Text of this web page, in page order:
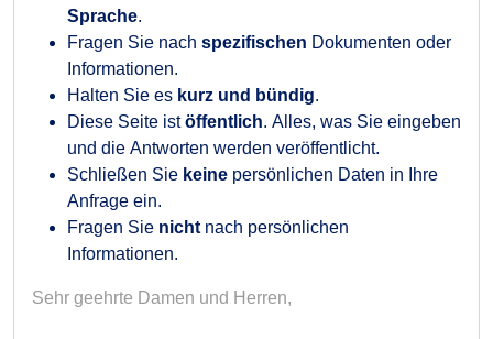
Sprache.
Fragen Sie nach spezifischen Dokumenten oder
Informationen.
Halten Sie es kurz und bündig.
Diese Seite istöffentlich. Alles, was Sie eingeben
und die Antworten werden veröffentlicht.
Schließen Sie keine persönlichen Daten in Ihre
Anfrage ein.
Fragen Sie nicht nach persönlichen
Informationen.
Sehr geehrte Damen und Herren,